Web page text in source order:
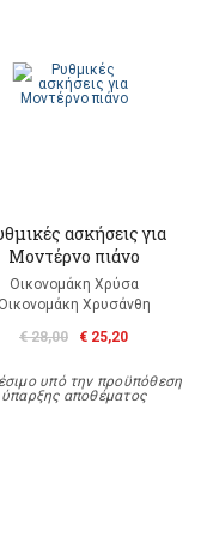
ασκήσεις για
Mοντέρνο πιάνο
Οικονομάκη Χρύσα
Χρυσάνθη
€ 28,00
€ 25,20
υπό την προϋπόθεση
ύπαρξης αποθέματος